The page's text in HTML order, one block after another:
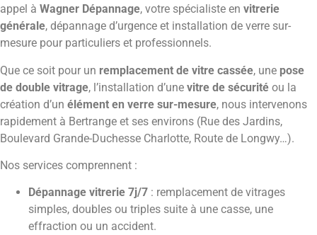
appel à Wagner Dépannage, votre spécialiste en vitrerie
générale, dépannage d’urgence et installation de verre sur-
mesure pour particuliers et professionnels.
Que ce soit pour un remplacement de vitre cassée, une pose
de double vitrage, l’installation d’une vitre de sécurité ou la
création d’un élément en verre sur-mesure, nous intervenons
rapidement à Bertrange et ses environs (Rue des Jardins,
Boulevard Grande-Duchesse Charlotte, Route de Longwy…).
Nos services comprennent :
Dépannage vitrerie 7j/7 : remplacement de vitrages
simples, doubles ou triples suite à une casse, une
effraction ou un accident.